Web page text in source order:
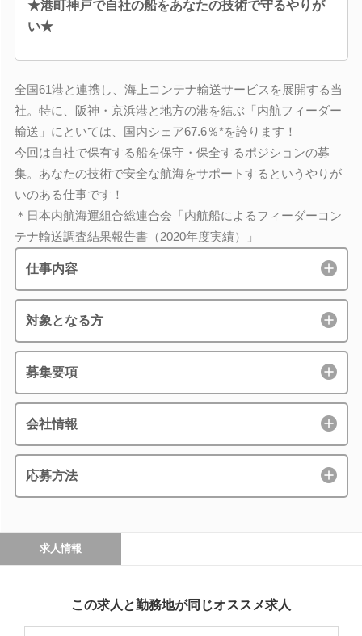
★港町神戸で自社の船をあなたの技術で守るやりが
い★
全国61港と連携し、海上コンテナ輸送サービスを展開する当
社。特に、阪神・京浜港と地方の港を結ぶ「内航フィーダー
輸送」にといては、国内シェア67.6％*を誇ります！
今回は自社で保有する船を保守・保全するポジションの募
集。あなたの技術で安全な航海をサポートするというやりが
いのある仕事です！
＊日本内航海運組合総連合会「内航船によるフィーダーコン
テナ輸送調査結果報告書（2020年度実績）」
仕事内容
対象となる方
募集要項
会社情報
応募方法
求人情報
この求人と勤務地が同じオススメ求人